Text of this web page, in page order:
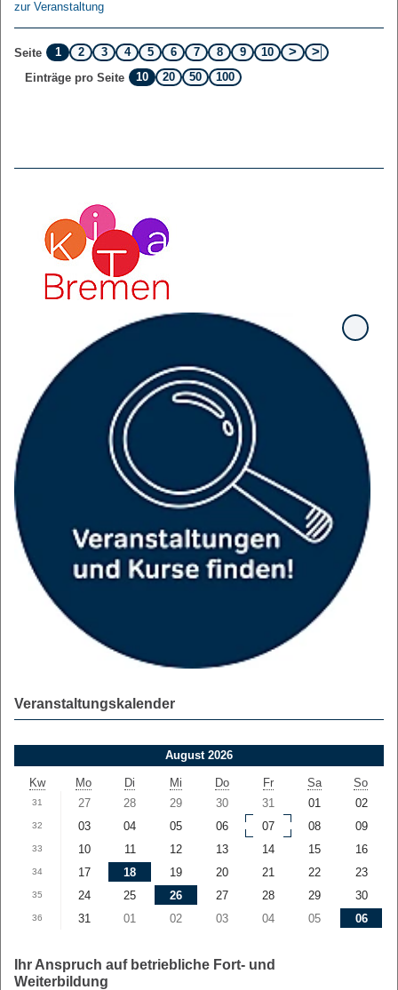
zur Veranstaltung
Seite 1 2 3 4 5 6 7 8 9
10
Einträge pro Seite
10 20 50 100
Veranstaltungskalender
August 2026
Kw Mo Di Mi Do Fr Sa So
31 27 28 29 30 31 01 02
32 03 04 05 06 07 08 09
33 10 11 12 13 14 15 16
34 17 18 19 20 21 22 23
35 24 25 26 27 28 29 30
36 31 01 02 03 04 05 06
Ihr Anspruch auf betriebliche Fort- und
Weiterbildung